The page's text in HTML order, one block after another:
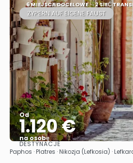
6 MIEJSCA DOCELOWE 2 SIEĆ
ZYPERN AUF EIGENE FAUST
Od
1.120 €
na osobę
Zobacz
DESTYNACJE
Paphos · Platres · Nikozja (Lefkosia) ·